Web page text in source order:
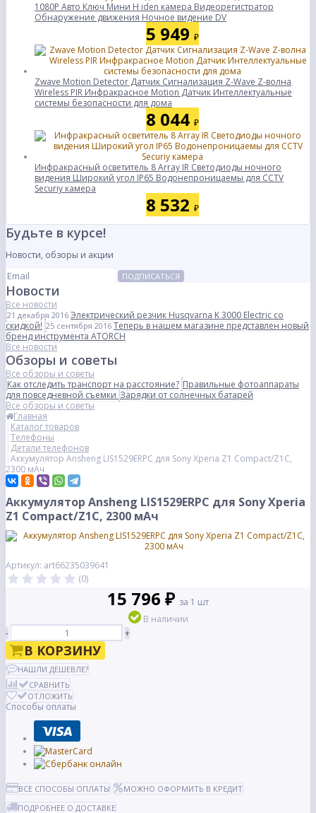
1080P Авто Ключ Мини H iden камера Видеорегистратор
Обнаружение движения Ночное видение DV
5 949 ₽
Zwave Motion Detector Датчик Сигнализация Z-Wave Z-волна
Wireless PIR Инфракрасное Motion Датчик Интеллектуальные
системы безопасности для дома
8 044 ₽
Инфракрасный осветитель 8 Array IR Светодиоды ночного
видения Широкий угол IP65 Водонепроницаемы для CCTV
Securiy камера
8 532 ₽
Будьте в курсе!
Новости, обзоры и акции
ПОДПИСАТЬСЯ
Новости
Все новости
21 декабря 2016 Электрический резчик Husqvarna K 3000 Electric со
скидкой! 25 сентября 2016 Теперь в нашем магазине представлен новый
бренд инструмента ATORCH
Все новости
Обзоры и советы
Все обзоры и советы
Как отследить транспорт на расстояние? Правильные фотоаппараты
для повседневной съемкиЗарядки от солнечных батарей
Все обзоры и советы
Главная
Каталог товаров
Телефоны
Детали телефонов
Аккумулятор Ansheng LIS1529ERPC для Sony Xperia Z1 Compact/Z1C,
2300 мАч
Аккумулятор Ansheng LIS1529ERPC для Sony Xperia
Z1 Compact/Z1C, 2300 мАч
Артикул: art66235039641
(0)
15 796 ₽ за 1 шт
В наличии
-
+
В КОРЗИНУ
НАШЛИ ДЕШЕВЛЕ?
СРАВНИТЬ
ОТЛОЖИТЬ
Способы оплаты
ВСЕ СПОСОБЫ ОПЛАТЫ
МОЖНО ОФОРМИТЬ В КРЕДИТ
ПОДРОБНЕЕ О ДОСТАВКЕ